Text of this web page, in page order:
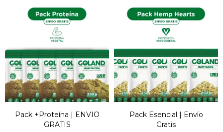
Pack +Proteína | ENVIO
GRATIS
Pack Esencial | Envío
Gratis